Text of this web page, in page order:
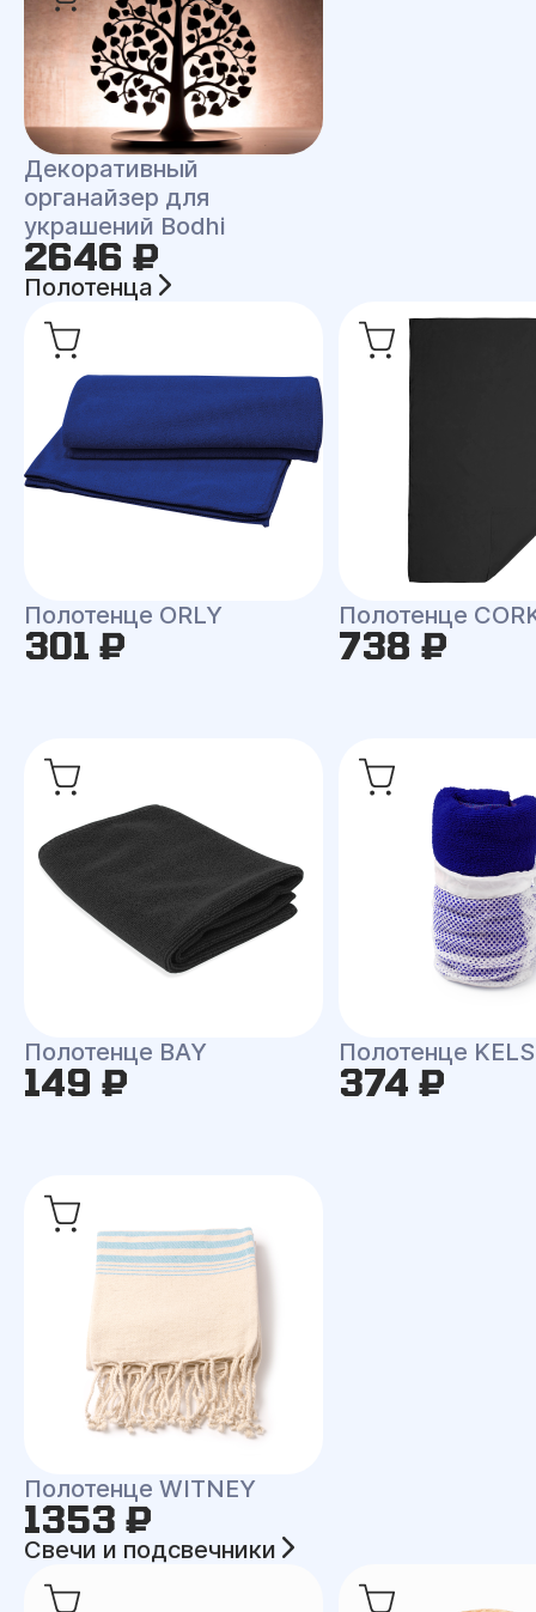
Декоративный
органайзер для
украшений Bodhi
2646 ₽
Полотенца
Полотенце ORLY
301 ₽
Полотенце
738 ₽
Полотенце BAY
149 ₽
Полотенце
374 ₽
Полотенце WITNEY
1353 ₽
Свечи и подсвечники